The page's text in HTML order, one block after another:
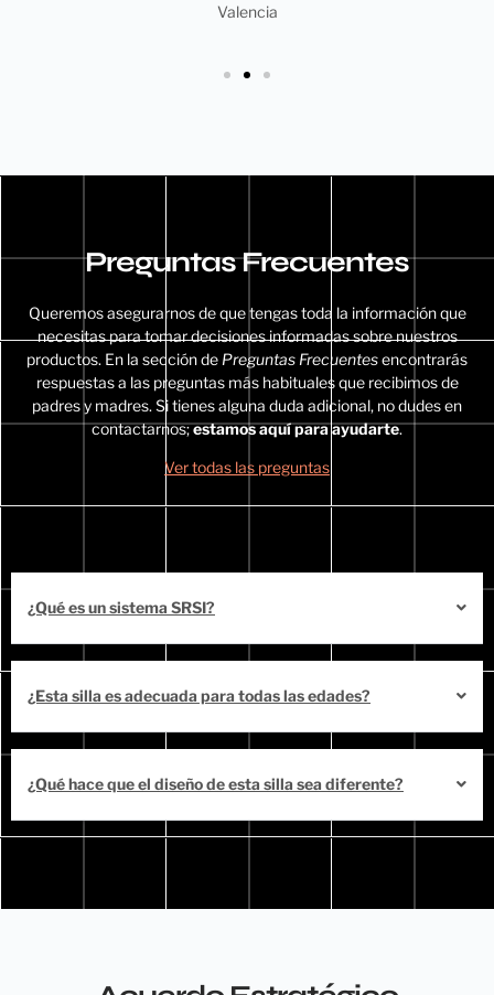
Valencia
Preguntas Frecuentes
Queremos asegurarnos de que tengas toda la información que
necesitas para tomar decisiones informadas sobre nuestros
productos. En la sección de Preguntas Frecuentesencontrarás
respuestas a las preguntas más habituales que recibimos de
padres y madres. Si tienes alguna duda adicional, no dudes en
contactarnos;estamos aquí para ayudarte.
Ver todas las preguntas
¿Qué es un sistema SRSI?
¿Esta silla es adecuada para todas las edades?
¿Qué hace que el diseño de esta silla sea diferente?